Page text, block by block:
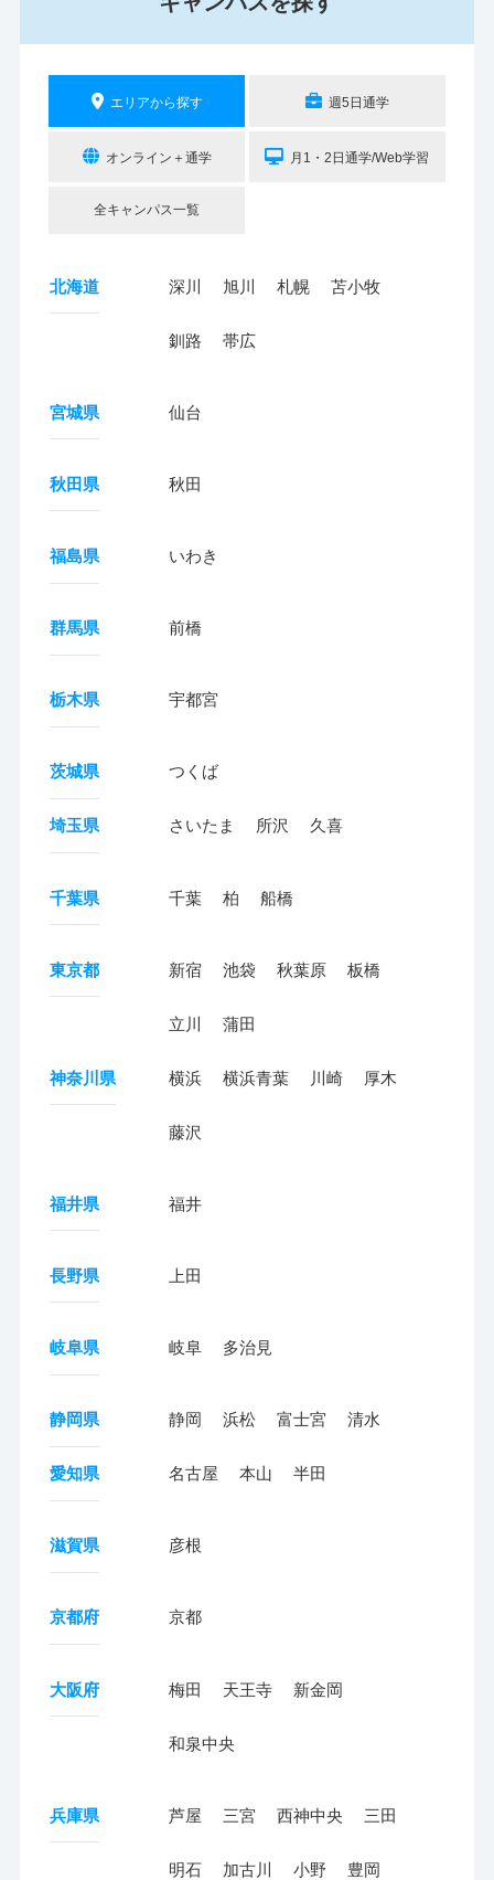
エリアから探す 週5日通学
オンライン＋通学 月1・2日通学/Web学習
全キャンパス一覧
北海道 深川 旭川 札幌 苫小牧
釧路 帯広
宮城県 仙台
秋田県 秋田
福島県 いわき
群馬県 前橋
栃木県 宇都宮
茨城県 つくば
埼玉県 さいたま 所沢 久喜
千葉県 千葉 柏 船橋
東京都 新宿 池袋 秋葉原 板橋
立川 蒲田
神奈川県 横浜 横浜青葉 川崎 厚木
藤沢
福井県 福井
長野県 上田
岐阜県 岐阜 多治見
静岡県 静岡 浜松 富士宮 清水
愛知県 名古屋 本山 半田
滋賀県 彦根
京都府 京都
大阪府 梅田 天王寺 新金岡
和泉中央
兵庫県 芦屋 三宮 西神中央 三田
明石 加古川 小野 豊岡